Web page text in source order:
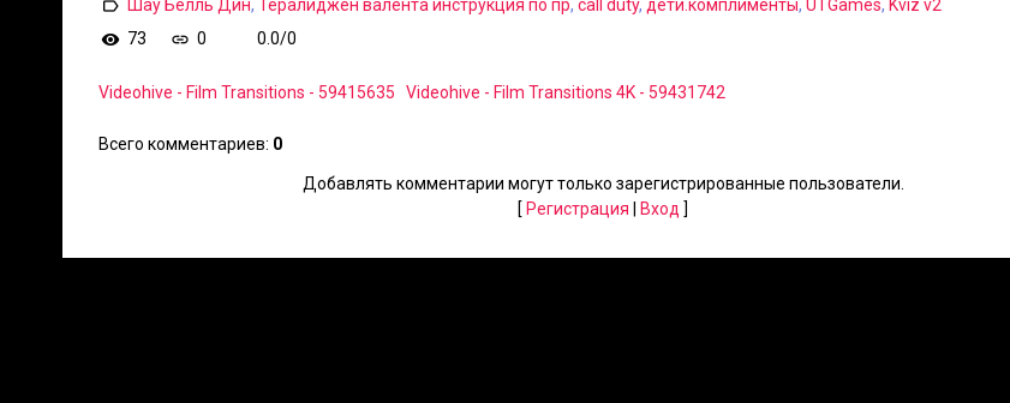
Шау Белль Дин, Тералиджен валента инструкция по пр, call duty, дети.комплименты, UTGames, Kviz v2
73
0 0.0/0
Videohive - Film Transitions - 59415635 Videohive - Film Transitions 4K - 59431742
Всего комментариев: 0
Добавлять комментарии могут только зарегистрированные пользователи.
[ Регистрация Вход ]